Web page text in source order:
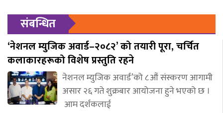
संबन्धित
‘नेशनल म्युजिक अवार्ड–२०८२’ को तयारी पूरा, चर्चित
कलाकारहरूको विशेष प्रस्तुति रहने
नेशनल म्युजिक अवार्ड’को ८औं संस्करण आगामी
असार २६ गते शुक्रबार आयोजना हुने भएको छ ।
आम दर्शकलाई